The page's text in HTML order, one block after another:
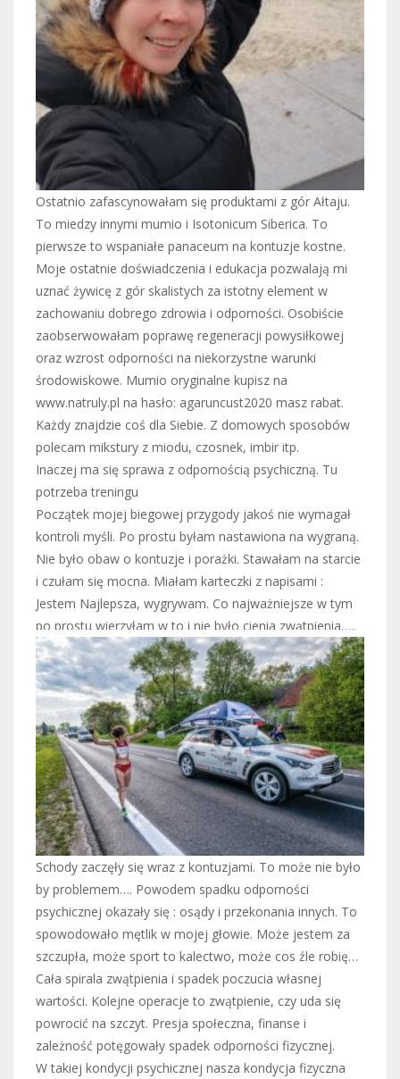
Ostatnio zafascynowałam się produktami z gór Ałtaju.
To miedzy innymi mumio i Isotonicum Siberica. To
pierwsze to wspaniałe panaceum na kontuzje kostne.
Moje ostatnie doświadczenia i edukacja pozwalają mi
uznać żywicę z gór skalistych za istotny element w
zachowaniu dobrego zdrowia i odporności. Osobiście
zaobserwowałam poprawę regeneracji powysiłkowej
oraz wzrost odporności na niekorzystne warunki
środowiskowe. Mumio oryginalne kupisz na
www.natruly.pl na hasło: agaruncust2020 masz rabat.
Każdy znajdzie coś dla Siebie. Z domowych sposobów
polecam mikstury z miodu, czosnek, imbir itp.
Inaczej ma się sprawa z odpornością psychiczną. Tu
potrzeba treningu
Początek mojej biegowej przygody jakoś nie wymagał
kontroli myśli. Po prostu byłam nastawiona na wygraną.
Nie było obaw o kontuzje i porażki. Stawałam na starcie
i czułam się mocna. Miałam karteczki z napisami :
Jestem Najlepsza, wygrywam. Co najważniejsze w tym
po prostu wierzyłam w to i nie było cienia zwątpienia…..
Schody zaczęły się wraz z kontuzjami. To może nie było
by problemem…. Powodem spadku odporności
psychicznej okazały się : osądy i przekonania innych. To
spowodowało mętlik w mojej głowie. Może jestem za
szczupła, może sport to kalectwo, może cos źle robię…
Cała spirala zwątpienia i spadek poczucia własnej
wartości. Kolejne operacje to zwątpienie, czy uda się
powrocić na szczyt. Presja społeczna, finanse i
zależność potęgowały spadek odporności fizycznej.
W takiej kondycji psychicznej nasza kondycja fizyczna